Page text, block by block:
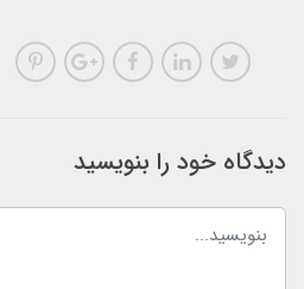
دیدگاه خود را بنویسید